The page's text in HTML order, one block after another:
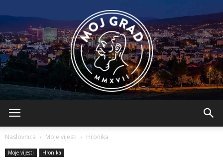
Naslovnica Moje vijesti Hronika
Moje vijesti Hronika